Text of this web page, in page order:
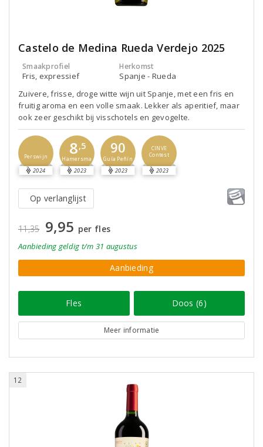
Castelo de Medina Rueda Verdejo 2025
Smaakprofiel
Fris, expressief
Herkomst
Spanje - Rueda
Zuivere, frisse, droge witte wijn uit Spanje, met een fris en
fruitig aroma en een volle smaak. Lekker als aperitief, maar
ook zeer geschikt bij visschotels en gevogelte.
Perswijn
2024
8,5
Hamersma
2023
90
Guía Peñín
2023
CINVE
Contest
2023
Op verlanglijst
11,35 9,95 per fles
Aanbieding geldig t/m 31 augustus
Aanbieding
Fles Doos (6)
Meer informatie
12